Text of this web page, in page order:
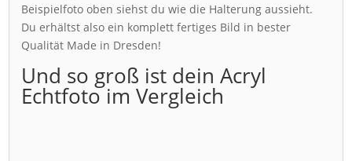
Beispielfoto oben siehst du wie die Halterung aussieht.
Du erhältst also ein komplett fertiges Bild in bester
Qualität Made in Dresden!
Und so groß ist dein Acryl
Echtfoto im Vergleich